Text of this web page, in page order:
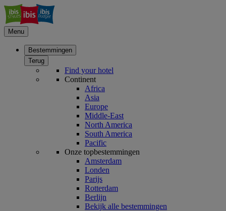
Menu
Bestemmingen
Terug
Find your hotel
Continent
Africa
Asia
Europe
Middle-East
North America
South America
Pacific
Onze topbestemmingen
Amsterdam
Londen
Parijs
Rotterdam
Berlijn
Bekijk alle bestemmingen